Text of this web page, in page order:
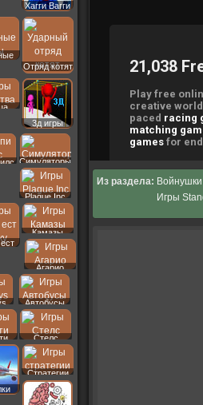
Из раздела:
Игры
Хагги Вагги
Отряд котят
3д игры
Симуляторы
Plague Inc
Камазы
Агарио
Автобусы
Стелс
Стратегии